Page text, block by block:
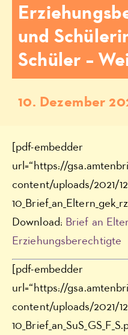
und
Schüler –
10. Dezember
[pdf-embedder
url=“https://
content/uploads/2021/
Download: Brief an
Erziehungsberechtigte
[pdf-embedder
url=“https://
content/uploads/2021/